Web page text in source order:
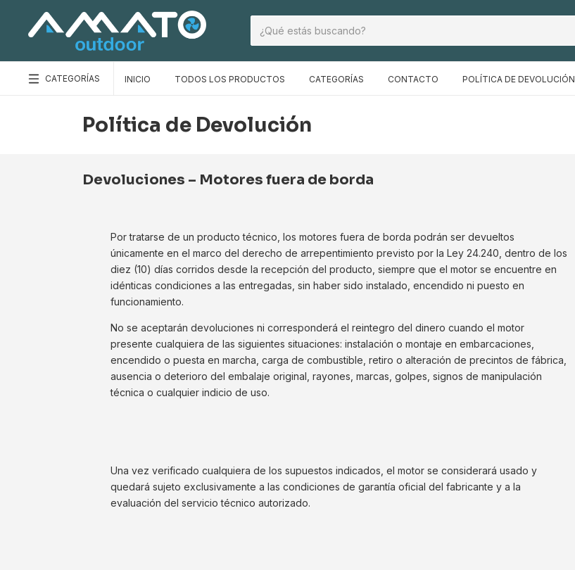
CATEGORÍAS INICIO TODOS LOS PRODUCTOS CATEGORÍAS CONTACTO POLÍTICA DE DEVOLUCIÓN
Política de Devolución
Devoluciones – Motores fuera de borda
Por tratarse de un producto técnico, los motores fuera de borda podrán ser devueltos
únicamente en el marco del derecho de arrepentimiento previsto por la Ley 24.240, dentro de los
diez (10) días corridos desde la recepción del producto, siempre que el motor se encuentre en
idénticas condiciones a las entregadas, sin haber sido instalado, encendido ni puesto en
funcionamiento.
No se aceptarán devoluciones ni corresponderá el reintegro del dinero cuando el motor
presente cualquiera de las siguientes situaciones: instalación o montaje en embarcaciones,
encendido o puesta en marcha, carga de combustible, retiro o alteración de precintos de fábrica,
ausencia o deterioro del embalaje original, rayones, marcas, golpes, signos de manipulación
técnica o cualquier indicio de uso.
Una vez verificado cualquiera de los supuestos indicados, el motor se considerará usado y
quedará sujeto exclusivamente a las condiciones de garantía oficial del fabricante y a la
evaluación del servicio técnico autorizado.